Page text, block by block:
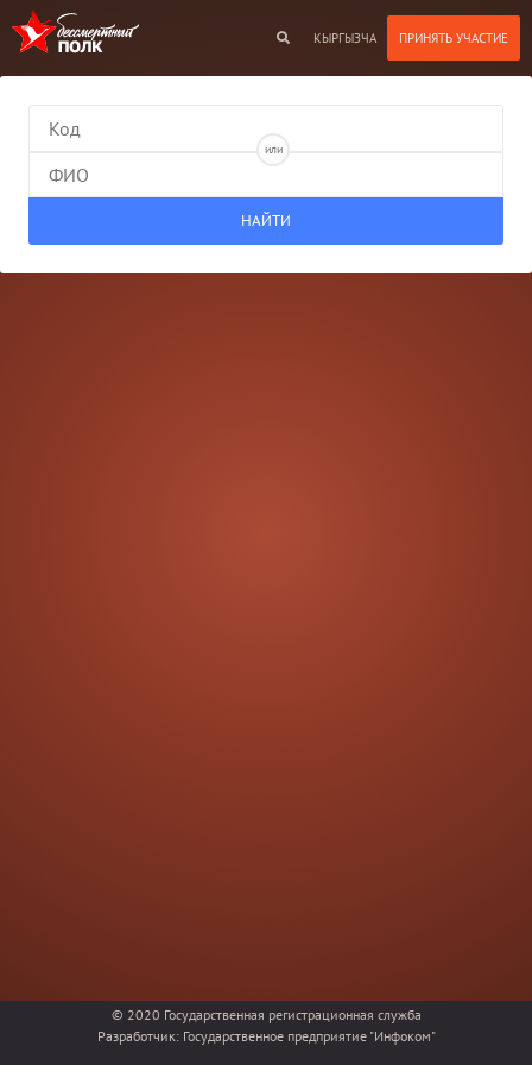
КЫРГЫЗЧА
или
© 2020 Государственная регистрационная служба
Разработчик: Государственное предприятие "Инфоком"